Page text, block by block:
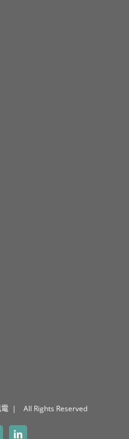
電 | All Rights Reserved
LinkedIn